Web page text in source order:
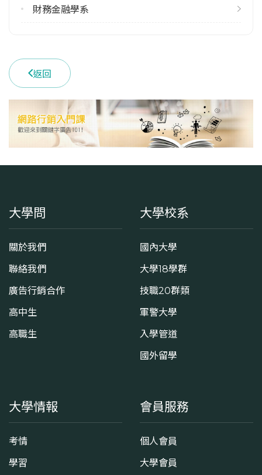
113學年度上學期
35
學系電話
(02)33664888
學系地址
臺北市中正區羅斯福路四段1號
財務金融學系
返回
大學問
關於我們
聯絡我們
廣告行銷合作
高中生
高職生
大學校系
國內大學
大學18學群
技職20群類
軍警大學
入學管道
國外留學
大學情報
考情
學習
會員服務
個人會員
大學會員